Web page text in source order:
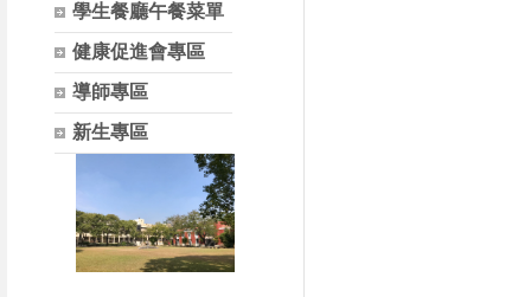
學生餐廳午餐菜單
健康促進會專區
導師專區
新生專區